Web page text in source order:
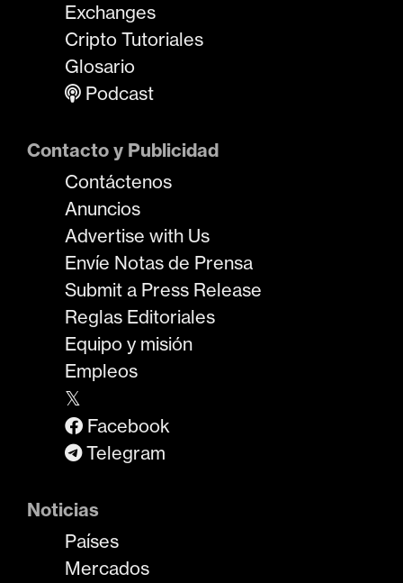
Exchanges
Cripto Tutoriales
Glosario
Podcast
Contacto y Publicidad
Contáctenos
Anuncios
Advertise with Us
Envíe Notas de Prensa
Submit a Press Release
Reglas Editoriales
Equipo y misión
Empleos
𝕏
Facebook
Telegram
Noticias
Países
Mercados